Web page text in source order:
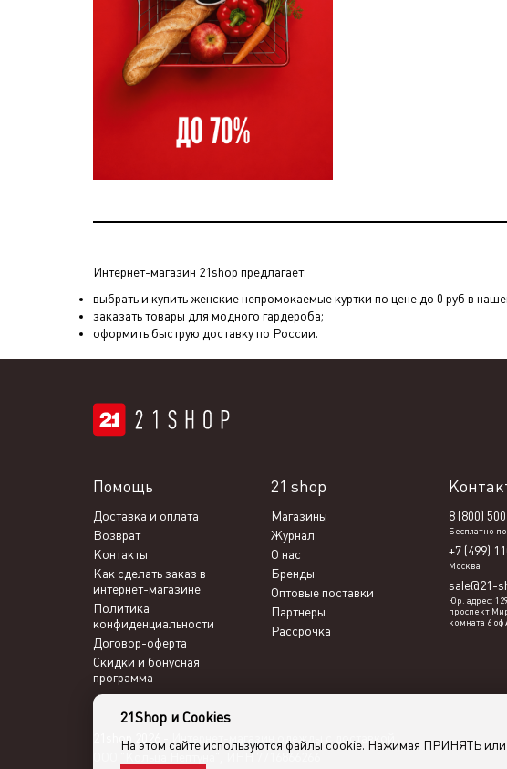
Интернет-магазин 21shop предлагает:
выбрать и купить женские непромокаемые куртки по цене до 0 руб в
заказать товары для модного гардероба;
оформить быструю доставку по России.
21 shop
Магазины
Журнал
О нас
Бренды
Оптовые поставки
Партнеры
Рассрочка
Помощь
Доставка и оплата
Возврат
Контакты
Как сделать заказ в
интернет-магазине
Политика
конфиденциальности
Договор-оферта
Скидки и бонусная
программа
8 (800)
Бесплатно
+7 (499)
Москва
sale@21-
Юр. адрес:
проспект
комната 6 оф
21shop 2026 -
Интернет-магазин одежды с доставкой
ООО "Кольца Нептуна", ИНН 7716866266
21Shop и Cookies
На этом сайте используются файлы cookie. Нажимая ПРИНЯТЬ